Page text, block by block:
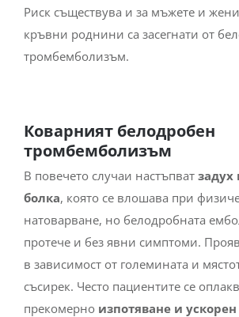
Риск съществува и за мъжете и
кръвни роднини са засегнати от
тромбемболизъм.
Коварният белодробен
тромбемболизъм
В повечето случаи настъпват задух
болка, която се влошава при
натоварване, но белодробната
протече и без явни симптоми.
в зависимост от големината и
съсирек. Често пациентите се
прекомерно изпотяване и